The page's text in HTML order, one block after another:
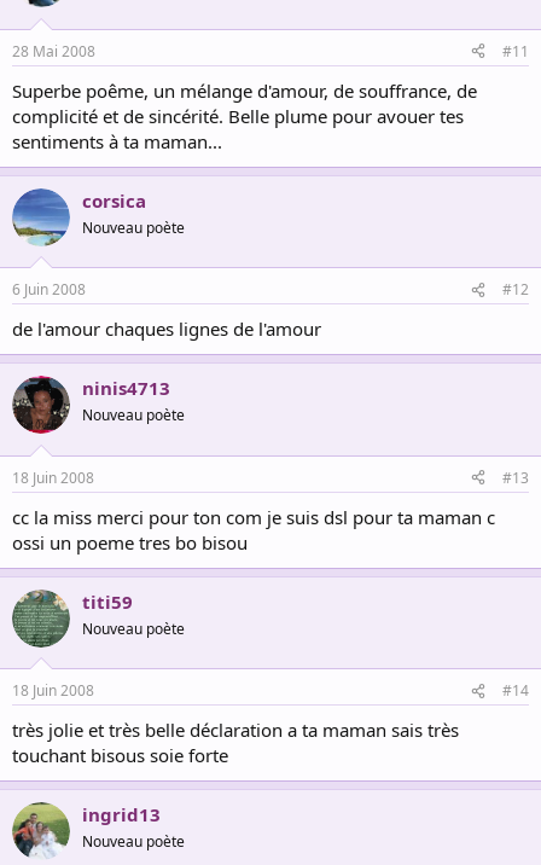
28 Mai 2008 #11
Superbe poême, un mélange d'amour, de souffrance, de
complicité et de sincérité. Belle plume pour avouer tes
sentiments à ta maman...
corsica
Nouveau poète
6 Juin 2008 #12
de l'amour chaques lignes de l'amour
ninis4713
Nouveau poète
18 Juin 2008 #13
cc la miss merci pour ton com je suis dsl pour ta maman c
ossi un poeme tres bo bisou
titi59
Nouveau poète
18 Juin 2008 #14
très jolie et très belle déclaration a ta maman sais très
touchant bisous soie forte
ingrid13
Nouveau poète